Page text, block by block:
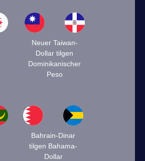
Neuer Taiwan-
Dollar tilgen
Dominikanischer
Peso
Bahrain-Dinar
tilgen Bahama-
Dollar